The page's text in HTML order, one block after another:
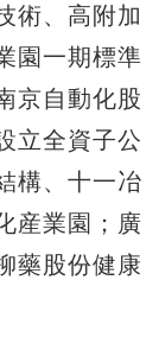
術、高附加
園一期標準
京自動化股
立全資子公
構、十一冶
産業園；廣
藥股份健康